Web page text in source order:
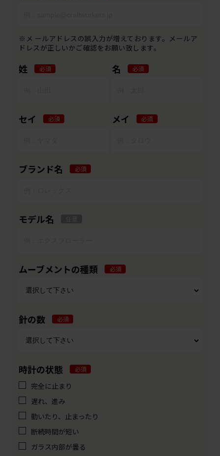
※メ ールアドレスの誤入力が増えております。メールア
ドレスが正しいかご確認をお願い致します。
姓 必須 名 必須
セイ 必須 メイ 必須
ブランド名 必須
モデル名
ムーブメントの種類 必須
針の数 必須
時計の状態 必須
完全に止まり
遅れ、進み
動いたり、止まったり
断続時間が短い
ガラス内部が曇る